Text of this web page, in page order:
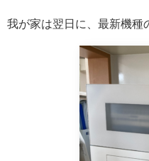
我が家は翌日に、最新機種